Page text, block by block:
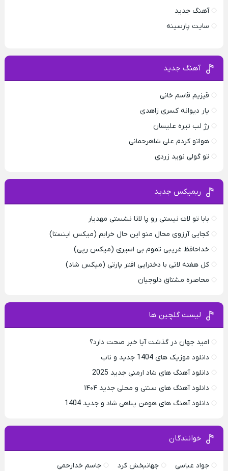
آهنگ جدید
سایت پارسینه
آهنگ جدید
قیزیم قاسم خانی
یار دیوانه کسری زاهدی
رژ لب تیره علیسان
هواتو کردم علی شاهرحمانی
تو گولی نوید زردی
ریمیکس جدید
بابا تو لات نیستی رو پا لاتا نشستی مهدیار
کجایی آرزوی محال منو این حال خرابم (میکس اینستا)
خداحافظ غریبی تموم بی اسیری (میکس رپی)
کل هفته لاتی با دخترایی افتر پارتی (میکس شاد)
محاصره مشتاق دلوجیان
لیست گلچین ها
امید جهان در گذشت آیا خبر صحت دارد؟
دانلود موزیک های 1404 جدید و ناب
دانلود آهنگ های شاد ارمنی جدید 2025
دانلود آهنگ های سنتی و محلی جدید ۱۴۰۴
دانلود آهنگ های هومن پناهی شاد و جدید 1404
خوانندگان
جواد عباسی جهانبخش کرد
جاسم خدارحمی